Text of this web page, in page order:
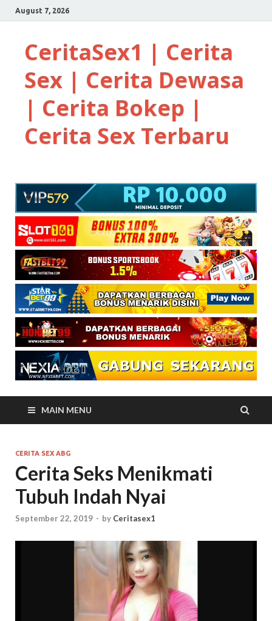
August 7, 2026
CeritaSex1 | Cerita
Sex | Cerita Dewasa
| Cerita Bokep |
Cerita Sex Terbaru
MAIN MENU
CERITA SEX ABG
Cerita Seks Menikmati
Tubuh Indah Nyai
September 22, 2019 - by Ceritasex1